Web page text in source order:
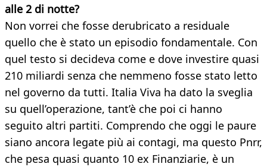
alle 2 di notte?
Non vorrei che fosse derubricato a residuale
quello che è stato un episodio fondamentale. Con
quel testo si decideva come e dove investire quasi
210 miliardi senza che nemmeno fosse stato letto
nel governo da tutti. Italia Viva ha dato la sveglia
su quell’operazione, tant’è che poi ci hanno
seguito altri partiti. Comprendo che oggi le paure
siano ancora legate più ai contagi, ma questo Pnrr,
che pesa quasi quanto 10 ex Finanziarie, è un